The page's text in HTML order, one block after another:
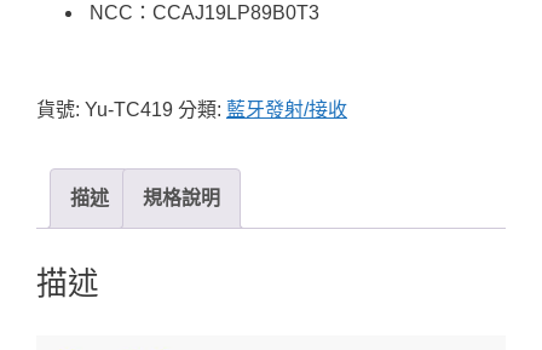
NCC：CCAJ19LP89B0T3
貨號: Yu-TC419 分類: 藍牙發射/接收
描述 規格說明
描述